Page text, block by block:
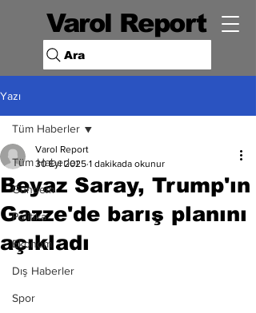
Varol Report
Ara
Yazı
Tüm Haberler
Gündem
Politika
Ekonomi
Dış Haberler
Spor
Tüm Haberler
Beyaz Saray, Trump'ın
Gazze'de barış planını
açıkladı
Varol Report
30 Eyl 2025 1 dakikada okunur